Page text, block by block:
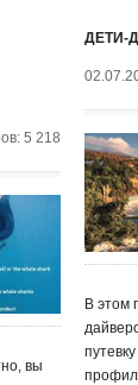
5 218
вы
ДЕТИ-
В этом